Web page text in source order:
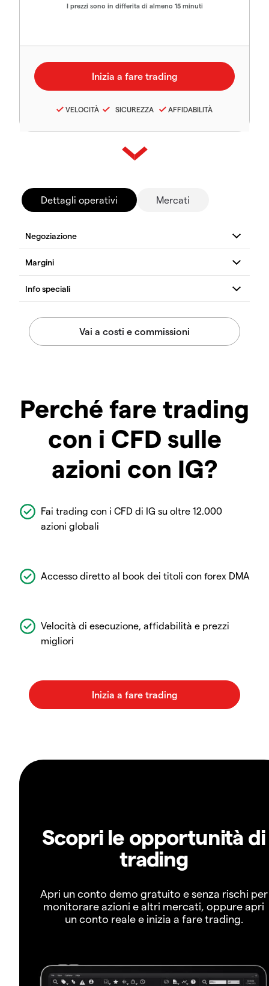
I prezzi sono in differita di almeno 15 minuti
VELOCITÀ SICUREZZA AFFIDABILITÀ
Dettagli operativi Mercati
Perché fare trading
con i CFD sulle
azioni con IG?
Fai trading con i CFD di IG su oltre 12.000
azioni globali
Accesso diretto al book dei titoli con forex DMA
Velocità di esecuzione, affidabilità e prezzi
migliori
Scopri le opportunità di
trading
Apri un conto demo gratuito e senza rischi per
monitorare azioni e altri mercati, oppure apri
un conto reale e inizia a fare trading.